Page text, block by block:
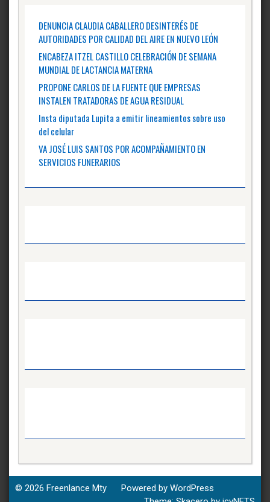
DENUNCIA CLAUDIA CABALLERO DESINTERÉS DE
AUTORIDADES POR CALIDAD DEL AIRE EN NUEVO LEÓN
ENCABEZA ITZEL CASTILLO CELEBRACIÓN DE SEMANA
MUNDIAL DE LACTANCIA MATERNA
PROPONE CARLOS DE LA FUENTE QUE EMPRESAS
INSTALEN TRATADORAS DE AGUA RESIDUAL
Insta diputada Lupita a emitir lineamientos sobre uso
del celular
VA JOSÉ LUIS SANTOS POR ACOMPAÑAMIENTO EN
SERVICIOS FUNERARIOS
© 2026 Freenlance Mty
Powered by WordPress